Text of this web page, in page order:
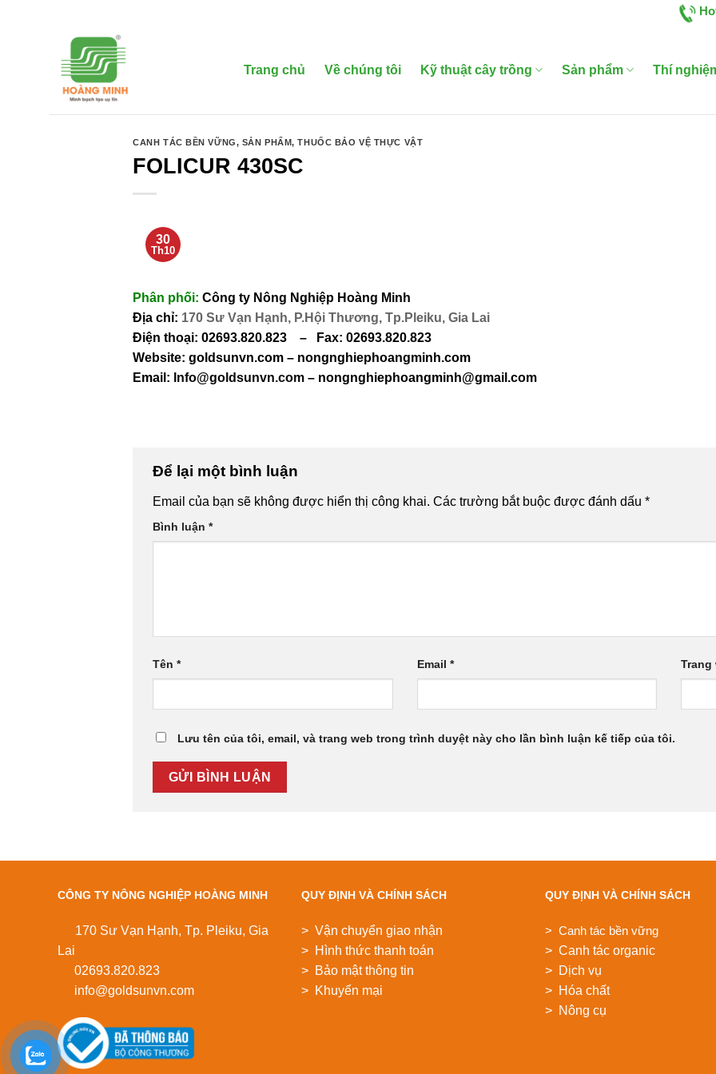
Trang chủ Về chúng tôi Kỹ thuật cây trồng Sản phẩm Thí
CANH TÁC BỀN VỮNG, SẢN PHẨM,THUỐC BẢO VỆ THỰC VẬT
FOLICUR 430SC
30
Th10
Phân phối:Công ty Nông Nghiệp Hoàng Minh
Địa chỉ: 170 Sư Vạn Hạnh, P.Hội Thương, Tp.Pleiku, Gia Lai
Điện thoại: 02693.820.823–
Fax: 02693.820.823
Website: goldsunvn.com – nongnghiephoangminh.com
Email: Info@goldsunvn.com – nongnghiephoangminh@gmail.com
Để lại một bình luận
Email của bạn sẽ không được hiển thị công khai. Các trường bắt buộc được đánh dấu*
Bình luận*
Tên* Email * Trang
Lưu tên của tôi, email, và trang web trong trình duyệt này cho lần bình luận kế tiếp của tôi.
CÔNG TY NÔNG NGHIỆP HOÀNG MINH
170 Sư Vạn Hạnh, Tp. Pleiku, Gia
Lai
02693.820.823
info@goldsunvn.com
QUY ĐỊNH VÀ CHÍNH SÁCH
> Vận chuyển giao nhận
> Hình thức thanh toán
> Bảo mật thông tin
> Khuyển mại
QUY ĐỊNH VÀ CHÍNH SÁCH
> Canh tác bền vững
> Canh tác organic
> Dịch vụ
> Hóa chất
> Nông cụ